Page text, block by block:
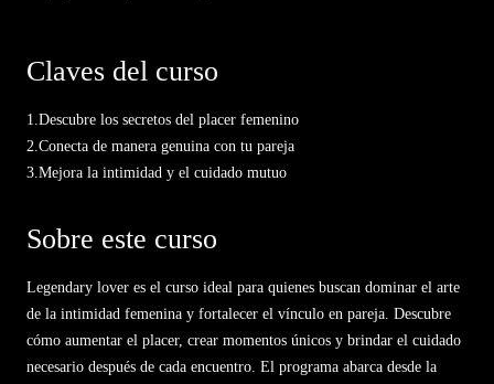
profesional de Climax™.
Claves del curso
1.Descubre los secretos del placer femenino
2.Conecta de manera genuina con tu pareja
3.Mejora la intimidad y el cuidado mutuo
Sobre este curso
Legendary lover es el curso ideal para quienes buscan dominar el arte
de la intimidad femenina y fortalecer el vínculo en pareja. Descubre
cómo aumentar el placer, crear momentos únicos y brindar el cuidado
necesario después de cada encuentro. El programa abarca desde la